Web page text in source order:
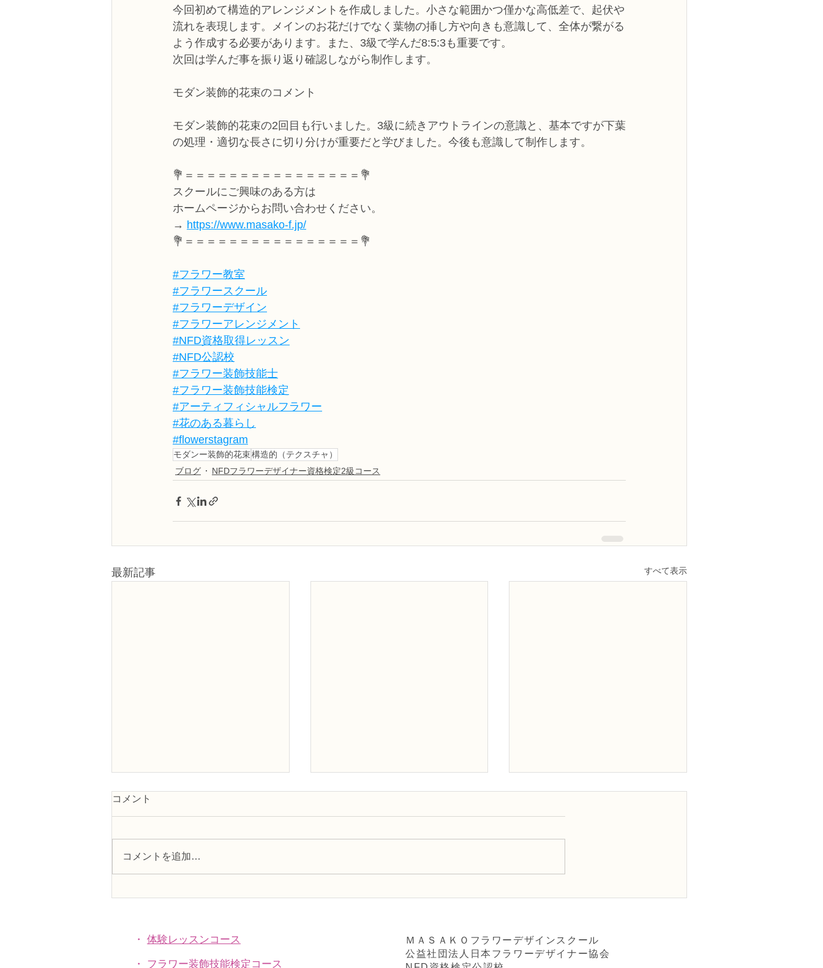
今回初めて構造的アレンジメントを作成しました。小さな範囲かつ僅かな高低差で、起伏や
流れを表現します。メインのお花だけでなく葉物の挿し方や向きも意識して、全体が繋がる
よう作成する必要があります。また、3級で学んだ8:5:3も重要です。
次回は学んだ事を振り返り確認しながら制作します。
モダン装飾的花束のコメント
モダン装飾的花束の2回目も行いました。3級に続きアウトラインの意識と、基本ですが下葉
の処理・適切な長さに切り分けが重要だと学びました。今後も意識して制作します。
💐＝＝＝＝＝＝＝＝＝＝＝＝＝＝＝＝💐
スクールにご興味のある方は
ホームページからお問い合わせください。
→ https://www.masako-f.jp/
💐＝＝＝＝＝＝＝＝＝＝＝＝＝＝＝＝💐
#フラワー教室
#フラワースクール
#フラワーデザイン
#フラワーアレンジメント
#NFD資格取得レッスン
#NFD公認校
#フラワー装飾技能士
#フラワー装飾技能検定
#アーティフィシャルフラワー
#花のある暮らし
#flowerstagram
モダンー装飾的花束構造的（テクスチャ）
ブログ
NFDフラワーデザイナー資格検定2級コース
最新記事 すべて表示
コメント
コメントを追加…
・ 体験レッスンコース
・ フラワー装飾技能検定コース
ＭＡＳＡＫＯフラワーデザインスクール
公益社団法人日本フラワーデザイナー協会